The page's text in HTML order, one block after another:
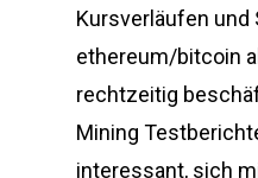
Kursverläufen und
ethereum/bitcoin
rechtzeitig
Mining
interessant, sich